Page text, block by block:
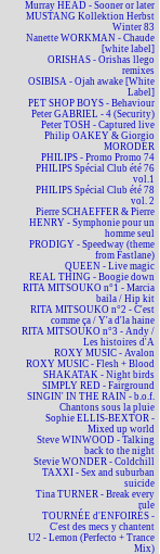
Murray HEAD - Sooner or later
MUSTANG Kollektion Herbst
Winter 83
Nanette WORKMAN - Chaude
[white label]
ORISHAS - Orishas llego
remixes
OSIBISA - Ojah awake [White
Label]
PET SHOP BOYS - Behaviour
Peter GABRIEL - 4 (Security)
Peter TOSH - Captured live
Philip OAKEY & Giorgio
MORODER
PHILIPS - Promo Promo 74
PHILIPS Spécial Club été 76
vol.1
PHILIPS Spécial Club été 78
vol. 2
Pierre SCHAEFFER & Pierre
HENRY - Symphonie pour un
homme seul
PRODIGY - Speedway (theme
from Fastlane)
QUEEN - Live magic
REAL THING - Boogie down
RITA MITSOUKO n°1 - Marcia
baila / Hip kit
RITA MITSOUKO n°2 - C'est
comme ça / Y'a d'la haine
RITA MITSOUKO n°3 - Andy /
Les histoires d'A
ROXY MUSIC - Avalon
ROXY MUSIC - Flesh + Blood
SHAKATAK - Night birds
SIMPLY RED - Fairground
SINGIN' IN THE RAIN - b.o.f.
Chantons sous la pluie
Sophie ELLIS-BEXTOR -
Mixed up world
Steve WINWOOD - Talking
back to the night
Stevie WONDER - Coldchill
TAXXI - Sex and suburban
suicide
Tina TURNER - Break every
rule
TOURNÉE d'ENFOIRÉS -
C'est des mecs y chantent
U2 - Lemon (Perfecto + Trance
Mix)